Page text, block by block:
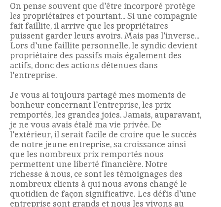
On pense souvent que d'être incorporé protège
les propriétaires et pourtant... Si une compagnie
fait faillite, il arrive que les propriétaires
puissent garder leurs avoirs. Mais pas l'inverse...
Lors d'une faillite personnelle, le syndic devient
propriétaire des passifs mais également des
actifs, donc des actions détenues dans
l'entreprise.
Je vous ai toujours partagé mes moments de
bonheur concernant l'entreprise, les prix
remportés, les grandes joies. Jamais, auparavant,
je ne vous avais étalé ma vie privée. De
l'extérieur, il serait facile de croire que le succès
de notre jeune entreprise, sa croissance ainsi
que les nombreux prix remportés nous
permettent une liberté financière. Notre
richesse à nous, ce sont les témoignages des
nombreux clients à qui nous avons changé le
quotidien de façon significative. Les défis d'une
entreprise sont grands et nous les vivons au